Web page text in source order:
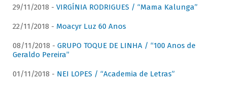
29/11/2018 - VIRGÍNIA RODRIGUES / “Mama Kalunga”
22/11/2018 - Moacyr Luz 60 Anos
08/11/2018 - GRUPO TOQUE DE LINHA / “100 Anos de
Geraldo Pereira”
01/11/2018 - NEI LOPES / “Academia de Letras”